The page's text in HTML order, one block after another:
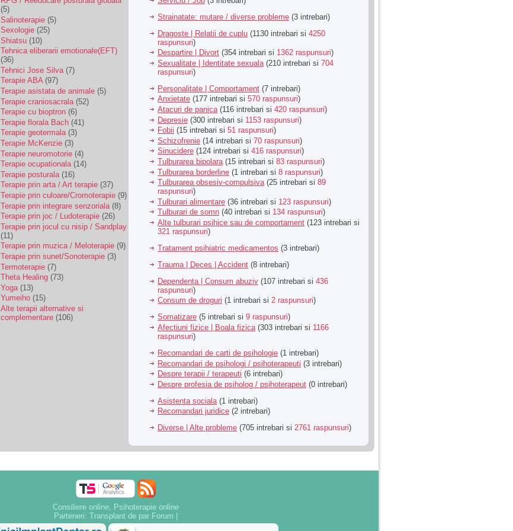
(5)
Salinoterapie (5)
Sexologie (25)
Shiatsu (10)
Tehnica eliberarii emotionale(EFT)
(36)
Tehnici Jose Silva (7)
Terapie ABA(97)
Terapie asistata de animale (5)
Terapie craniosacrala (52)
Terapie cu bioptron (6)
Terapie florala Bach (41)
Terapie geotermala(3)
Terapie McKenzie (3)
Terapie neuromotorie (4)
Terapie ocupationala(14)
Terapie posturala (16)
Terapie prin arta / Art terapie (37)
Terapie prin culoare/Cromoterapie (9)
Terapie prin integrare senzoriala (8)
Terapie prin joc / Ludoterapie (26)
Terapie prin jocul cu nisip / Sandplay
(11)
Terapie prin muzica / Meloterapie (9)
Terapie prin sunet/Sonoterapie (3)
Termoterapie (7)
Theta Healing (73)
Yoga (13)
Yumeiho (15)
Alte terapii alternative si
complementare (106)
Strainatate: mutare / diverse probleme (3 intrebari)
Dragoste | Relatii de cuplu (1130 intrebari si 4250
raspunsuri)
Despartire | Divort (354 intrebari si 1362 raspunsuri)
Sexualitate | Identitate sexuala (210 intrebari si 704
raspunsuri)
Personalitate | Comportament (7 intrebari)
Anxietate (177 intrebari si 570 raspunsuri)
Atacuri de panica (116 intrebari si 420 raspunsuri)
Depresie (300 intrebari si 1153 raspunsuri)
Fobii (15 intrebari si 51 raspunsuri)
Schizofrenie (14 intrebari si 70 raspunsuri)
Sinucidere (124 intrebari si 416 raspunsuri)
Tulburarea bipolara (15 intrebari si 83 raspunsuri)
Tulburarea borderline (1 intrebari si 8 raspunsuri)
Tulburarea obsesiv-compulsiva(25 intrebari si 89
raspunsuri)
Tulburari alimentare (36 intrebari si 123 raspunsuri)
Tulburari de somn (40 intrebari si 134 raspunsuri)
Alte tulburari psihice sau de comportament (123 intrebari si
321 raspunsuri)
Tratament psihiatric medicamentos (3 intrebari)
Trauma | Deces | Accident (8 intrebari)
Dependenta | Consum abuziv (107 intrebari si 436
raspunsuri)
Consum de droguri (1 intrebari si 2 raspunsuri)
Somatizare (5 intrebari si 9 raspunsuri)
Afectiuni fizice | Boala fizica(303 intrebari si 1166
raspunsuri)
Recomandari de carti de psihologie (1 intrebari)
Recomandari de psihologi / psihoterapeuti (3 intrebari)
Despre terapii / terapeuti (6 intrebari)
Despre profesia de psiholog / psihoterapeut (0 intrebari)
Asistenta sociala (1 intrebari)
Recomandari juridice (2 intrebari)
Diverse | Alte probleme (705 intrebari si 2761 raspunsuri)
Consiliere online, Psihoterapie online
Parteneri: Transplant de par Forum